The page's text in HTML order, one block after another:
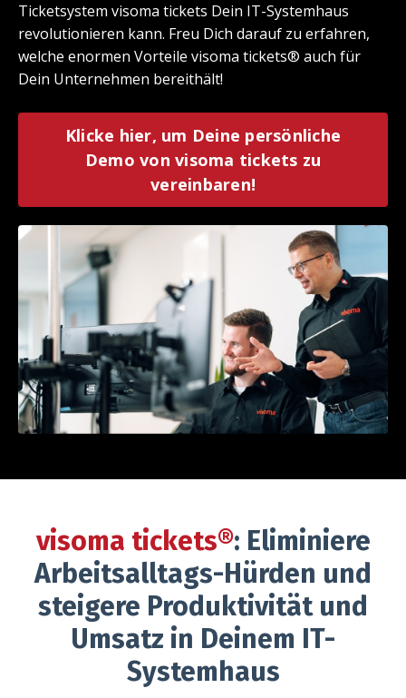
Ticketsystem visoma tickets Dein IT-Systemhaus
revolutionieren kann. Freu Dich darauf zu erfahren,
welche enormen Vorteile visoma tickets® auch für
Dein Unternehmen bereithält!
Klicke hier, um Deine persönliche
Demo von visoma tickets zu
vereinbaren!
visoma tickets®: Eliminiere
Arbeitsalltags-Hürden und
steigere Produktivität und
Umsatz in Deinem IT-
Systemhaus